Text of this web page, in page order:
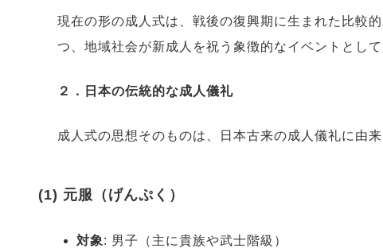
現在の形の成人式は、戦後の復興期に生まれた比較
つ、地域社会が新成人を祝う象徴的なイベントとして
２．日本の伝統的な成人儀礼
成人式の思想そのものは、日本古来の成人儀礼に由
(1) 元服（げんぷく）
対象: 男子（主に貴族や武士階級）